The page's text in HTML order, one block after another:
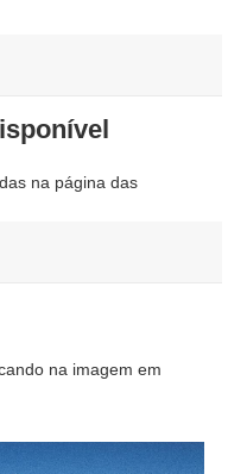
na página das
na imagem em